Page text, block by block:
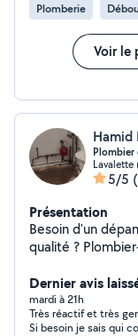
Plomberie
Voir le
Hamid
Plombier
Lavalette
5/5
Présentation
Besoin d'un
qualité ?
débouchage,
projets de
et satisfaction
Dernier avis
mardi à 21h
Très réactif et très
Si besoin je sais qui